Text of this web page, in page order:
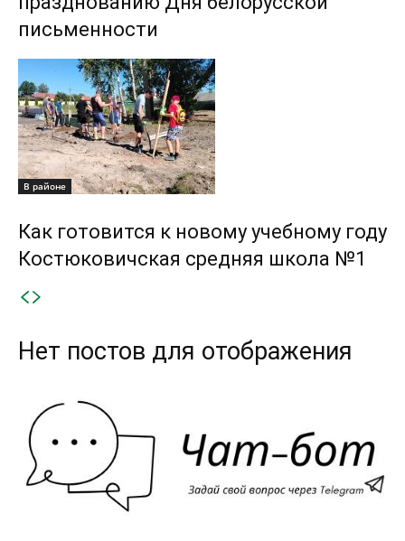
письменности
В районе
Как готовится к новому учебному году
Костюковичская средняя школа №1
Нет постов для отображения